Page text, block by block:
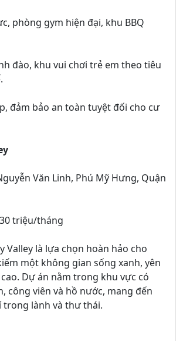
phòng gym hiện đại, khu BBQ
đào, khu vui chơi trẻ em theo tiêu
đảm bảo an toàn tuyệt đối cho cư
Văn Linh, Phú Mỹ Hưng, Quận
triệu/tháng
Valley là lựa chọn hoàn hảo cho
một không gian sống xanh, yên
Dự án nằm trong khu vực có
công viên và hồ nước, mang đến
trong lành và thư thái.